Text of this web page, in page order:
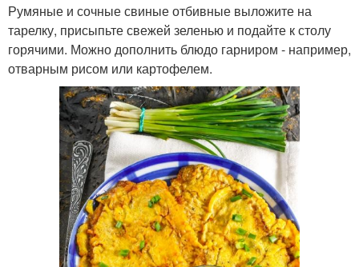
Румяные и сочные свиные отбивные выложите на
тарелку, присыпьте свежей зеленью и подайте к столу
горячими. Можно дополнить блюдо гарниром - например,
отварным рисом или картофелем.